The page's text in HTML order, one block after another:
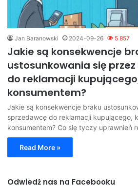
Jan Baranowski 2024-09-26 5 857
Jakie są konsekwencje
ustosunkowania się
do reklamacji
konsumentem?
Jakie są konsekwencje braku
sprzedawcę do reklamacji kupującego,
konsumentem? Co się tyczy uprawnień
Read More »
Odwiedź nas na Facebooku